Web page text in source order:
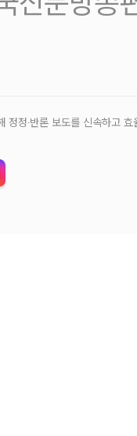
정정‧반론 보도를 신속하고